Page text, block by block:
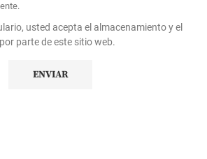
usted acepta el almacenamiento y el
parte de este sitio web.